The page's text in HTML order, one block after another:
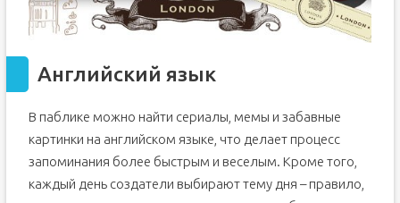
Английский язык
В паблике можно найти сериалы, мемы и забавные
картинки на английском языке, что делает процесс
запоминания более быстрым и веселым. Кроме того,
каждый день создатели выбирают тему дня – правило,